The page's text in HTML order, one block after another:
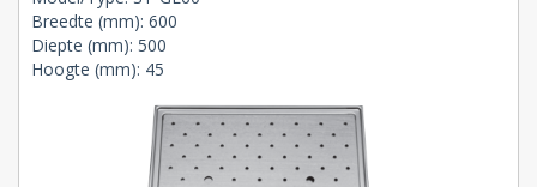
Breedte (mm): 600
Diepte (mm): 500
Hoogte (mm): 45